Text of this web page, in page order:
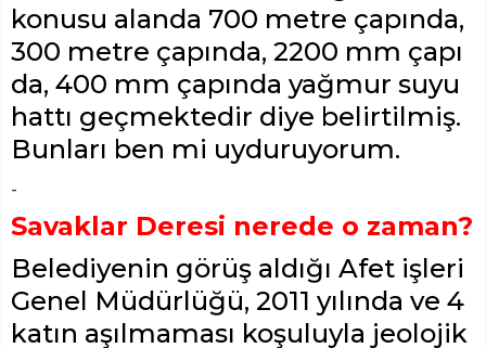
konusu alanda 700 metre çapında,
300 metre çapında, 2200 mm çapı
da, 400 mm çapında yağmur suyu
hattı geçmektedir diye belirtilmiş.
Bunları ben mi uyduruyorum.
-
Savaklar Deresi nerede o zaman?
Belediyenin görüş aldığı Afet işleri
Genel Müdürlüğü, 2011 yılında ve 4
katın aşılmaması koşuluyla jeolojik